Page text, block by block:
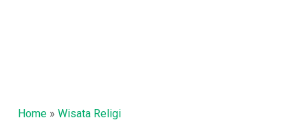
Home »Wisata Religi